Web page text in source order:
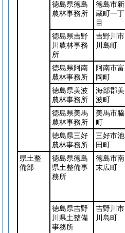
徳島県徳島
農林事務所
徳島市新
蔵町一丁
目
徳島県吉野
川農林事務
所
吉野川市
川島町
徳島県阿南
農林事務所
阿南市富
岡町
徳島県美波
農林事務所
海部郡美
波町
徳島県美馬
農林事務所
美馬市脇
町
徳島県三好
農林事務所
三好市池
田町
県土整
備部
徳島県徳島
県土整備事
務所
徳島市南
末広町
徳島県吉野
川県土整備
事務所
吉野川市
川島町